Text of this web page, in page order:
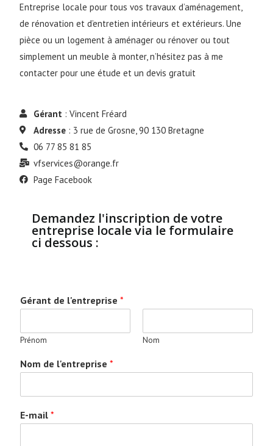
Entreprise locale pour tous vos travaux d’aménagement,
de rénovation et d’entretien intérieurs et extérieurs. Une
pièce ou un logement à aménager ou rénover ou tout
simplement un meuble à monter, n’hésitez pas à me
contacter pour une étude et un devis gratuit
Gérant : Vincent Fréard
Adresse : 3 rue de Grosne, 90 130 Bretagne
06 77 85 81 85
vfservices@orange.fr
Page Facebook
Demandez l'inscription de votre
entreprise locale via le formulaire
ci dessous :
Gérant de l'entreprise*
Prénom Nom
Nom de l'entreprise*
E-mail*